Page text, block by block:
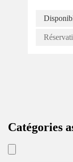
Catégories